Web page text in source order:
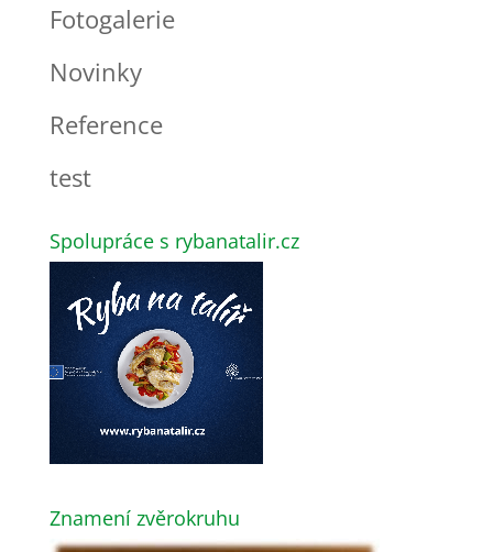
Fotogalerie
Novinky
Reference
test
Spolupráce s rybanatalir.cz
Znamení zvěrokruhu